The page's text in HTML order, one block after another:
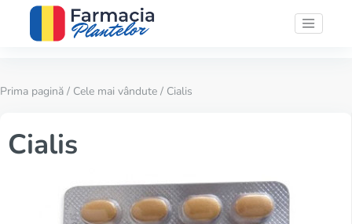
Prima pagină / Cele mai vândute / Cialis
Cialis